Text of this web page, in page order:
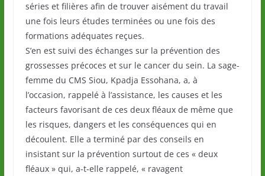
séries et filières afin de trouver aisément du travail
une fois leurs études terminées ou une fois des
formations adéquates reçues.
S’en est suivi des échanges sur la prévention des
grossesses précoces et sur le cancer du sein. La sage-
femme du CMS Siou, Kpadja Essohana, a, à
l’occasion, rappelé à l’assistance, les causes et les
facteurs favorisant de ces deux fléaux de même que
les risques, dangers et les conséquences qui en
découlent. Elle a terminé par des conseils en
insistant sur la prévention surtout de ces « deux
fléaux » qui, a-t-elle rappelé, « ravagent